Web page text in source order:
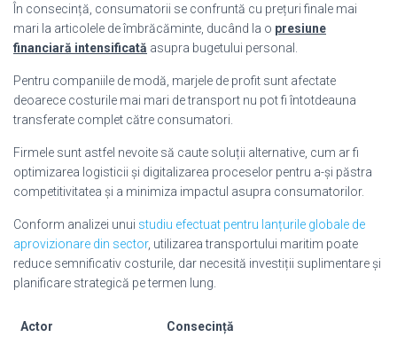
În consecință, consumatorii se confruntă cu prețuri finale mai
mari la articolele de îmbrăcăminte, ducând la o presiune
financiară intensificată asupra bugetului personal.
Pentru companiile de modă, marjele de profit sunt afectate
deoarece costurile mai mari de transport nu pot fi întotdeauna
transferate complet către consumatori.
Firmele sunt astfel nevoite să caute soluții alternative, cum ar fi
optimizarea logisticii și digitalizarea proceselor pentru a-și păstra
competitivitatea și a minimiza impactul asupra consumatorilor.
Conform analizei unui studiu efectuat pentru lanțurile globale de
aprovizionare din sector, utilizarea transportului maritim poate
reduce semnificativ costurile, dar necesită investiții suplimentare și
planificare strategică pe termen lung.
Actor Consecință